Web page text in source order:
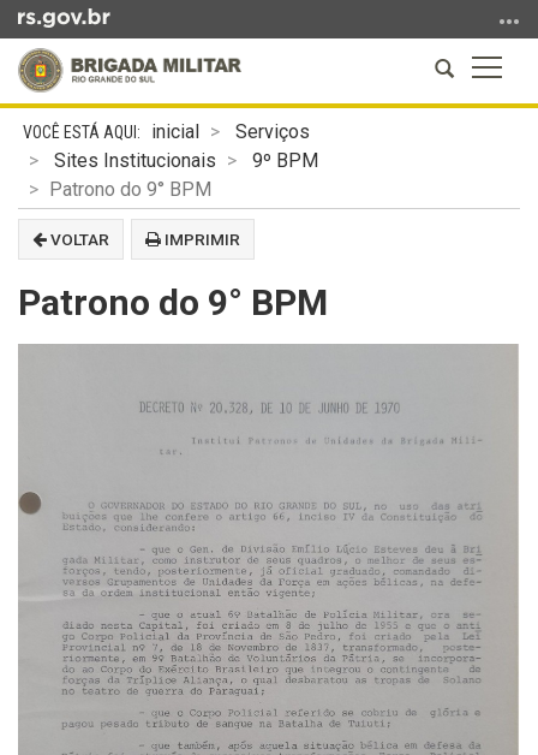
para
conteúdo
para
menu
a
Abrir
a
Início
conteúdo
inicial
Serviços
Sites Institucionais
9º BPM
Patrono do 9° BPM
VOLTAR IMPRIMIR
Patrono do 9° BPM